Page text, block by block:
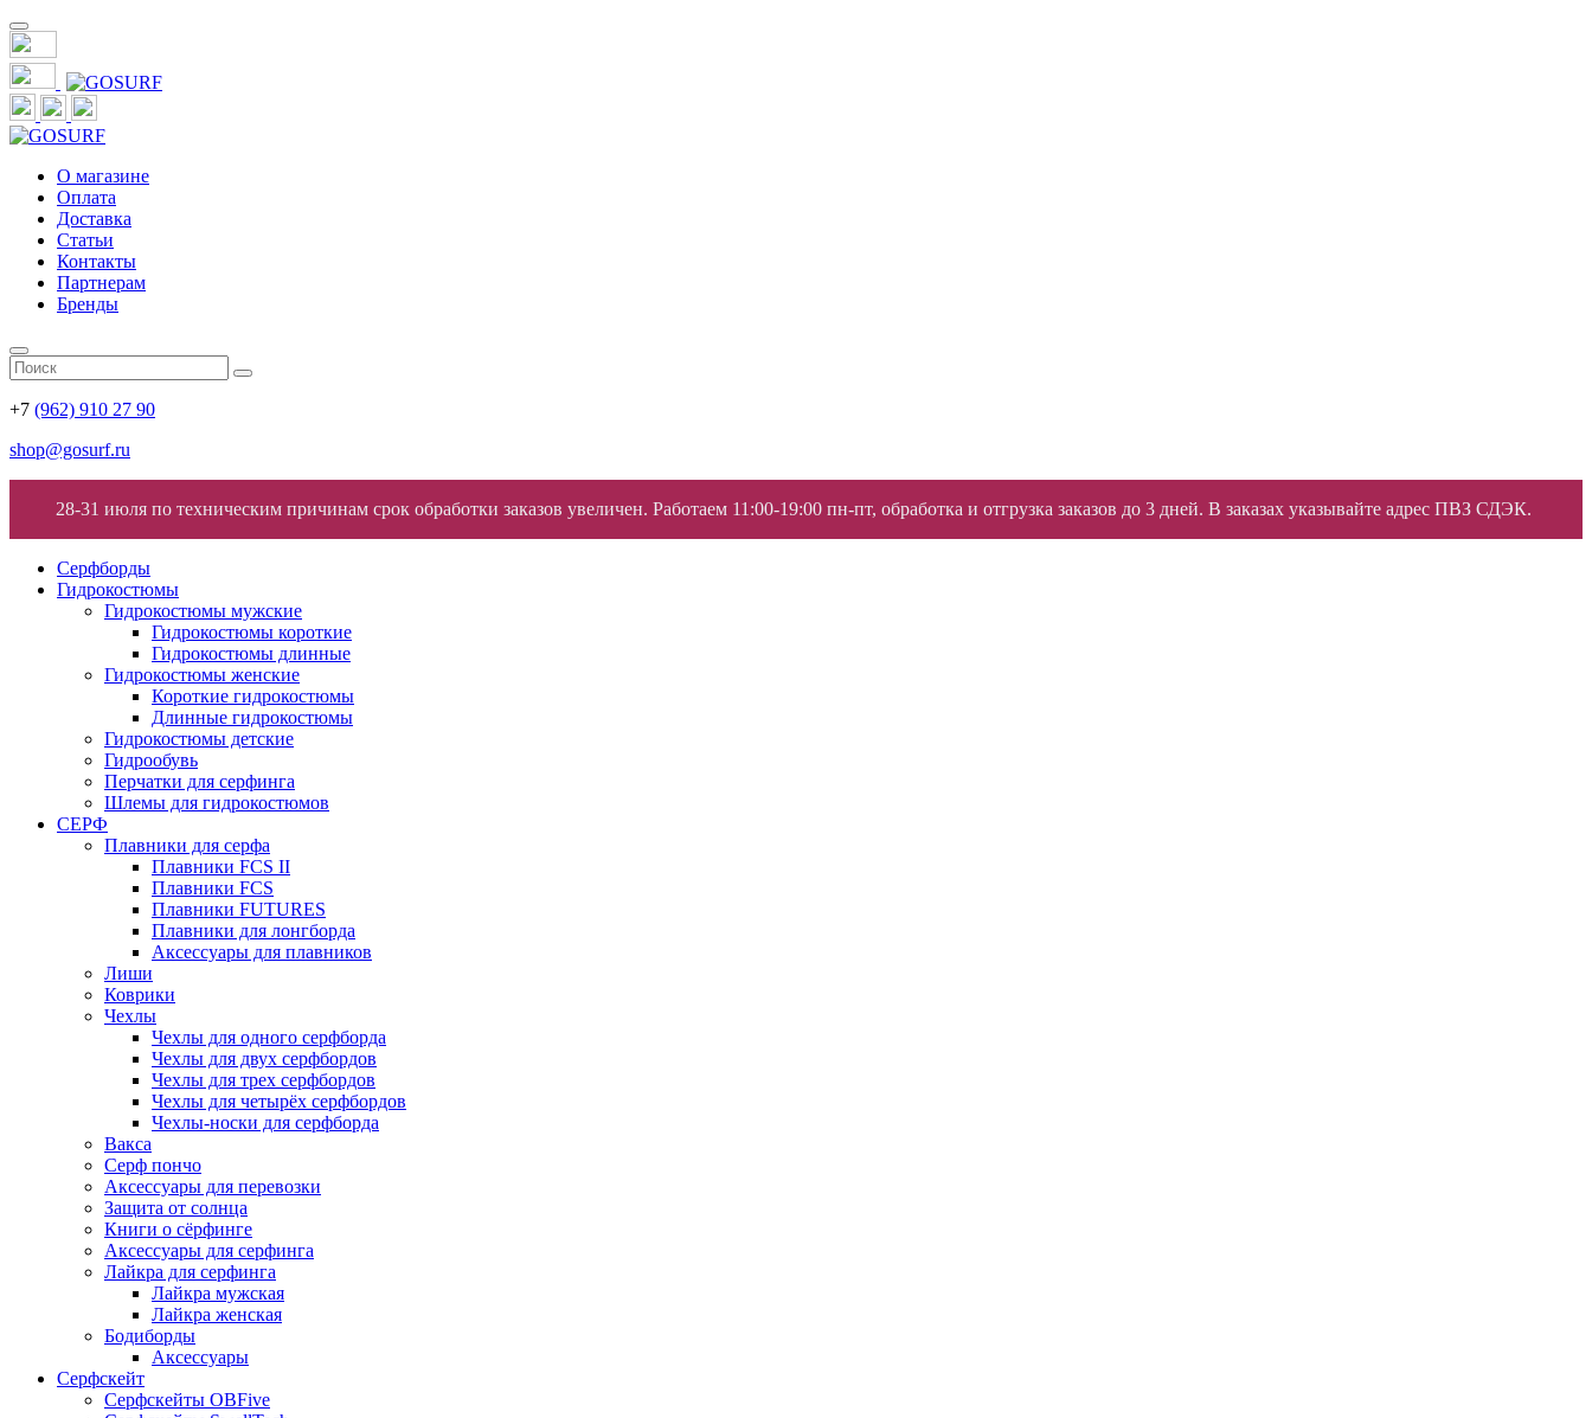
О магазине
Оплата
Доставка
Статьи
Контакты
Партнерам
Бренды
+7 (962) 910 27 90
shop@gosurf.ru
28-31 июля по техническим причинам срок обработки заказов увеличен. Работаем 11:00-19:00 пн-пт, обработка и отгрузка заказов до 3 дней. В заказах указывайте адрес ПВЗ СДЭК.
Серфборды
Гидрокостюмы
Гидрокостюмы мужские
Гидрокостюмы короткие
Гидрокостюмы длинные
Гидрокостюмы женские
Короткие гидрокостюмы
Длинные гидрокостюмы
Гидрокостюмы детские
Гидрообувь
Перчатки для серфинга
Шлемы для гидрокостюмов
СЕРФ
Плавники для серфа
Плавники FCS II
Плавники FCS
Плавники FUTURES
Плавники для лонгборда
Аксессуары для плавников
Лиши
Коврики
Чехлы
Чехлы для одного серфборда
Чехлы для двух серфбордов
Чехлы для трех серфбордов
Чехлы для четырёх серфбордов
Чехлы-носки для серфборда
Вакса
Серф пончо
Аксессуары для перевозки
Защита от солнца
Книги о сёрфинге
Аксессуары для серфинга
Лайкра для серфинга
Лайкра мужская
Лайкра женская
Бодиборды
Аксессуары
Серфскейт
Серфскейты OBFive